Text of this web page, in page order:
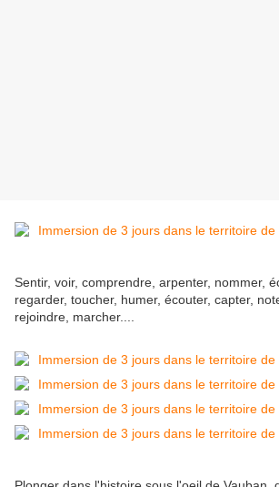
Sentir, voir, comprendre, arpenter, nommer,
regarder, toucher, humer, écouter, capter,
rejoindre, marcher....